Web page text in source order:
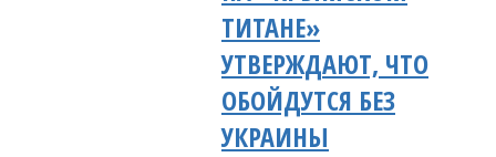
ТИТАНЕ»
УТВЕРЖДАЮТ, ЧТО
ОБОЙДУТСЯ БЕЗ
УКРАИНЫ